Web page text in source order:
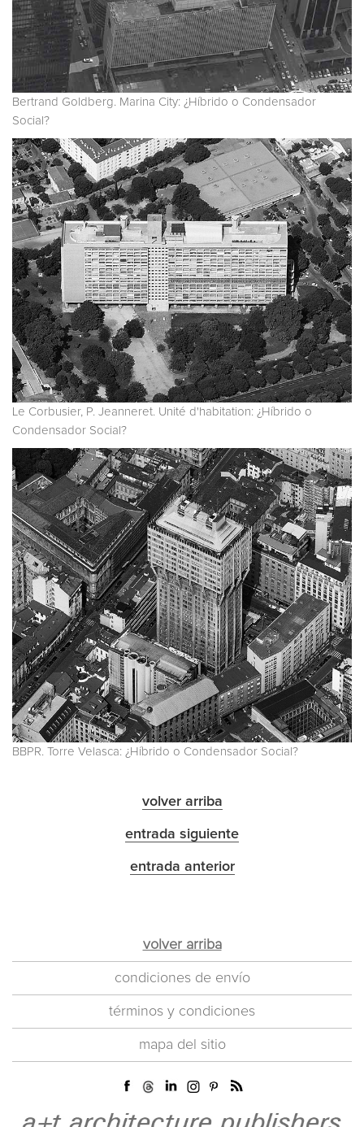
Bertrand Goldberg. Marina City: ¿Híbrido o Condensador
Social?
Le Corbusier, P. Jeanneret. Unité d'habitation: ¿Híbrido o
Condensador Social?
BBPR. Torre Velasca: ¿Híbrido o Condensador Social?
volver arriba
entrada siguiente
entrada anterior
volver arriba
condiciones de envío
términos y condiciones
mapa del sitio